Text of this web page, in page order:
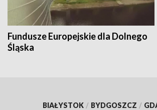
Fundusze Europejskie dla Dolnego
Śląska
BIAŁYSTOK / BYDGOSZCZ /